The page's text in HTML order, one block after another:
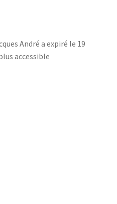
André a expiré le 19
accessible